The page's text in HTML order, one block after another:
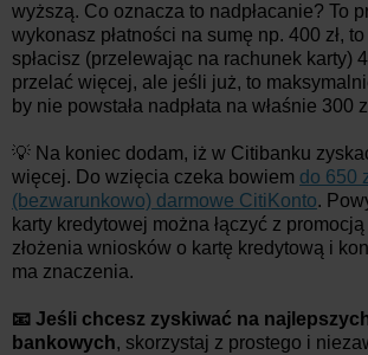
wyższą. Co oznacza to nadpłacanie? To
wykonasz płatności na sumę np. 400 zł,
spłacisz (przelewając na rachunek karty)
przelać więcej, ale jeśli już, to
by nie powstała nadpłata na właśnie 300
💡 Na koniec dodam, iż w Citibanku
więcej. Do wzięcia czeka bowiem do 650
(bezwarunkowo) darmowe CitiKonto.
karty kredytowej można łączyć z
złożenia wniosków o kartę kredytową i
ma znaczenia.
📧 Jeśli chcesz zyskiwać na
bankowych, skorzystaj z prostego i